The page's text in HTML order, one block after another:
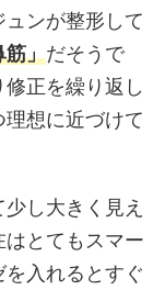
ンが整形して
筋」だそうで
正を繰り返し
想に近づけて
し大きく見え
とてもスマー
を入れるとすぐ